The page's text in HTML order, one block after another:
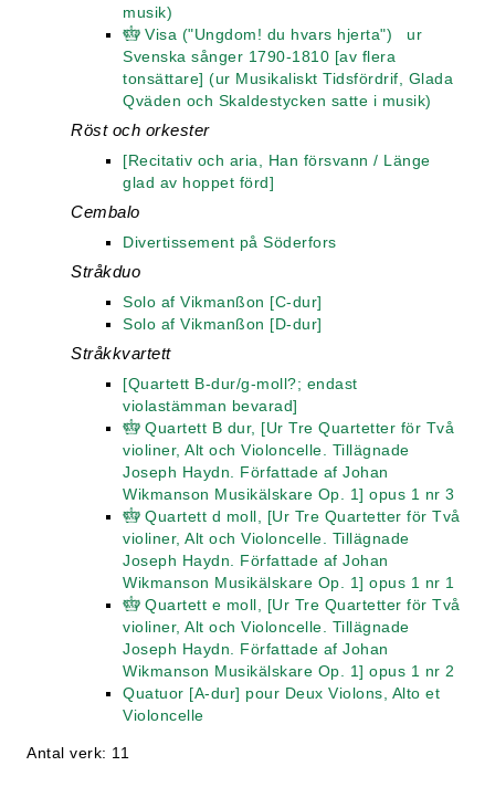
musik)
Visa ("Ungdom! du hvars hjerta") ur
Svenska sånger 1790-1810 [av flera
tonsättare] (ur Musikaliskt Tidsfördrif, Glada
Qväden och Skaldestycken satte i musik)
Röst och orkester
[Recitativ och aria, Han försvann / Länge
glad av hoppet förd]
Cembalo
Divertissement på Söderfors
Stråkduo
Solo af Vikmanßon [C-dur]
Solo af Vikmanßon [D-dur]
Stråkkvartett
[Quartett B-dur/g-moll?; endast
violastämman bevarad]
Quartett B dur, [Ur Tre Quartetter för Två
violiner, Alt och Violoncelle. Tillägnade
Joseph Haydn. Författade af Johan
Wikmanson Musikälskare Op. 1] opus 1 nr 3
Quartett d moll, [Ur Tre Quartetter för Två
violiner, Alt och Violoncelle. Tillägnade
Joseph Haydn. Författade af Johan
Wikmanson Musikälskare Op. 1] opus 1 nr 1
Quartett e moll, [Ur Tre Quartetter för Två
violiner, Alt och Violoncelle. Tillägnade
Joseph Haydn. Författade af Johan
Wikmanson Musikälskare Op. 1] opus 1 nr 2
Quatuor [A-dur] pour Deux Violons, Alto et
Violoncelle
Antal verk: 11